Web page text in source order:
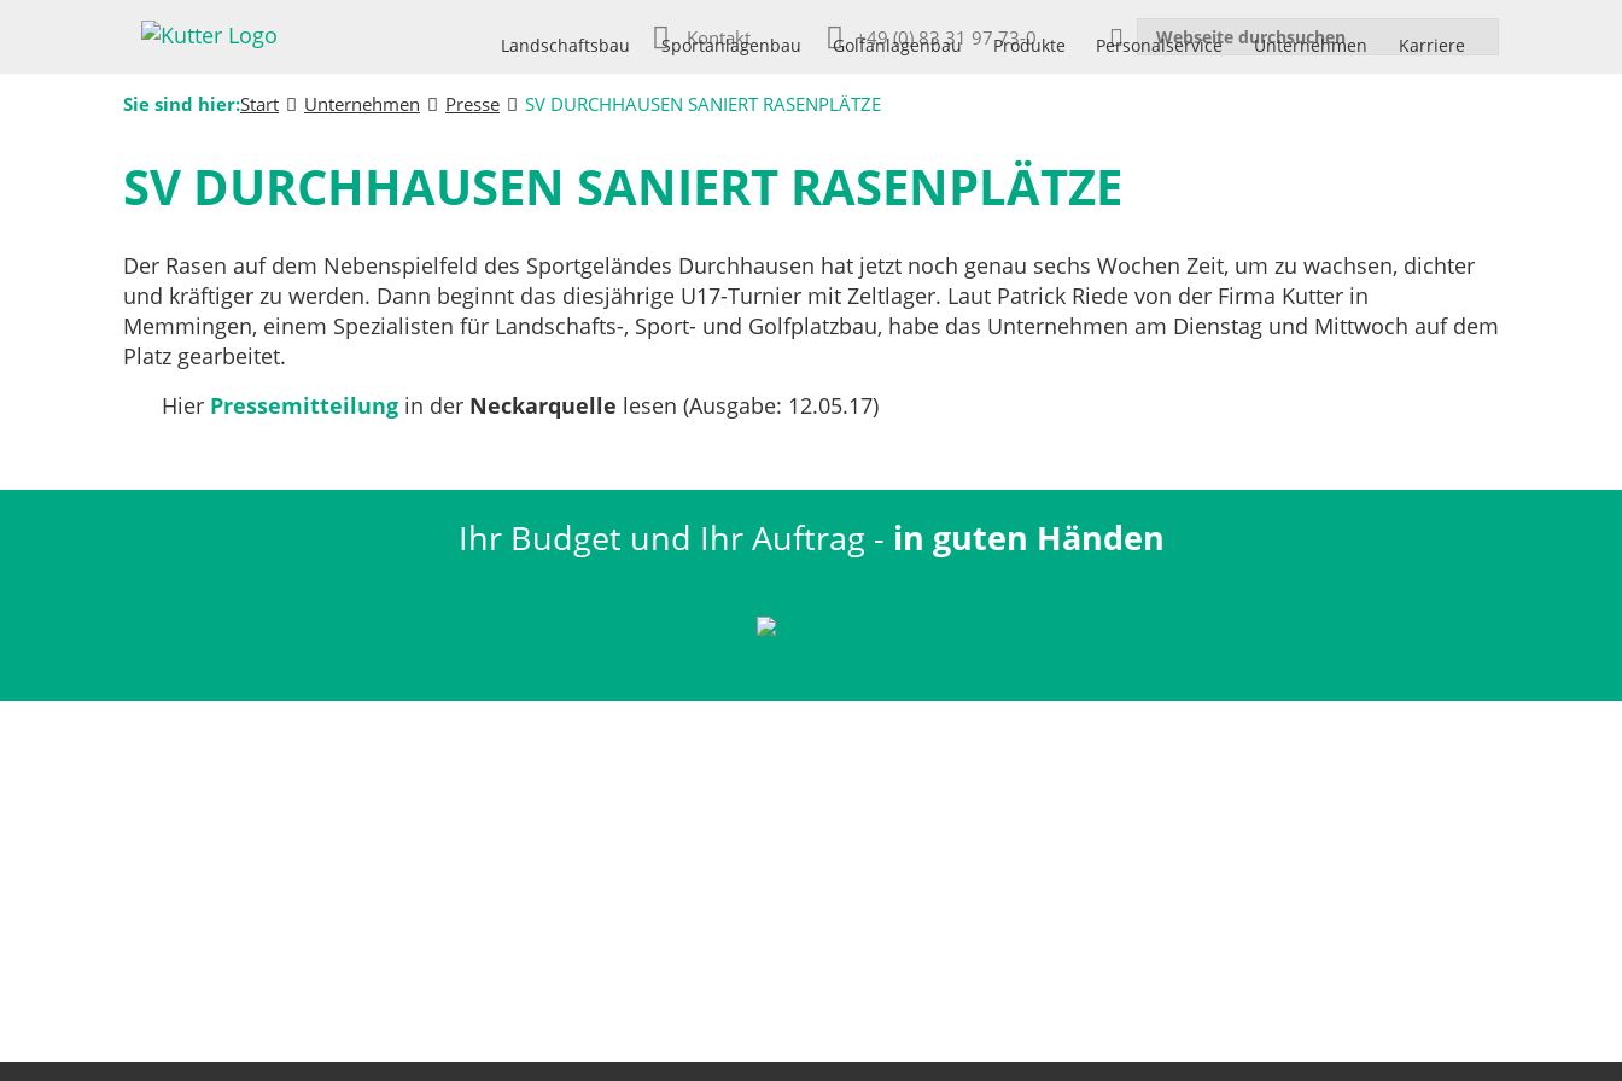
Kontakt +49 (0) 83 31 97 73-0
Landschaftsbau Sportanlagenbau Golfanlagenbau Produkte Personalservice Unternehmen Karriere
Sie sind hier:Start Unternehmen Presse SV DURCHHAUSEN SANIERT RASENPLÄTZE
SV DURCHHAUSEN SANIERT RASENPLÄTZE
Der Rasen auf dem Nebenspielfeld des Sportgeländes Durchhausen hat jetzt noch genau sechs Wochen Zeit, um zu wachsen, dichter
und kräftiger zu werden. Dann beginnt das diesjährige U17-Turnier mit Zeltlager. Laut Patrick Riede von der Firma Kutter in
Memmingen, einem Spezialisten für Landschafts-, Sport- und Golfplatzbau, habe das Unternehmen am Dienstag und Mittwoch auf dem
Platz gearbeitet.
Hier Pressemitteilungin der Neckarquelle lesen (Ausgabe: 12.05.17)
Ihr Budget und Ihr Auftrag - in guten Händen